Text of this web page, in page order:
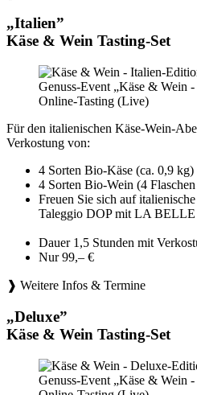
„Italien”
Käse & Wein Tasting-Set
Genuss-Event „Käse & Wein
Online-Tasting (Live)
Für den italienischen Käse-Wein-
Verkostung von:
4 Sorten Bio-Käse (ca. 0,9 kg)
4 Sorten Bio-Wein (4
Freuen Sie sich auf
Taleggio DOP mit LA BELLE
Dauer 1,5 Stunden mit
Nur 99,– €
❱ Weitere Infos & Termine
„Deluxe”
Käse & Wein Tasting-Set
Genuss-Event „Käse & Wein